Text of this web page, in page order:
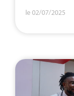
le 02/07/2025